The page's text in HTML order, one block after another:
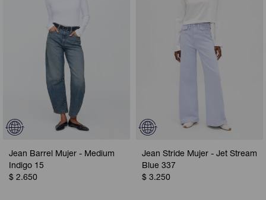
Jean Barrel Mujer - Medium
Indigo 15
$ 2.650
Jean Stride Mujer - Jet Stream
Blue 337
$ 3.250